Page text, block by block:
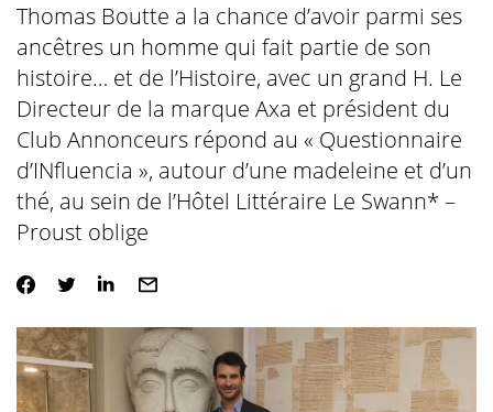
Thomas Boutte a la chance d’avoir parmi ses
ancêtres un homme qui fait partie de son
histoire… et de l’Histoire, avec un grand H. Le
Directeur de la marque Axa et président du
Club Annonceurs répond au « Questionnaire
d’INfluencia », autour d’une madeleine et d’un
thé, au sein de l’Hôtel Littéraire Le Swann* –
Proust oblige